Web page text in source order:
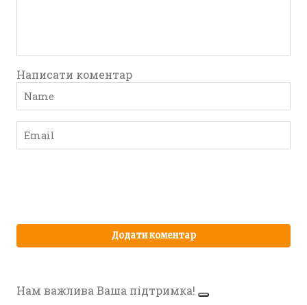
Написати коментар
Нам важлива Ваша підтримка!